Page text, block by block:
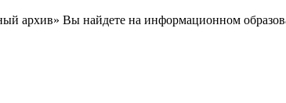
Вы найдете на информационном